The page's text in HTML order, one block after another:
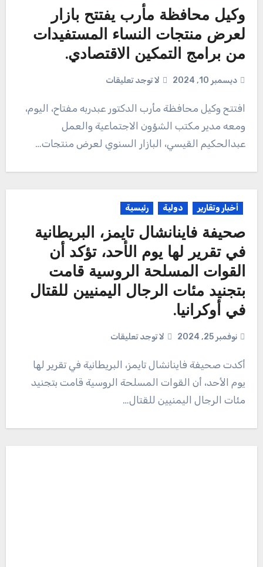
وكيل محافظة مأرب يفتتح بازار
لعرض منتجات النساء المستفيدات
من برامج التمكين الاقتصادي.
ديسمبر 10, 2024 لا توجد تعليقات
افتتح وكيل محافظة مأرب الدكتور عبدربه مفتاح، اليوم،
ومعه مدير مكتب الشؤون الاجتماعية والعمل
عبدالحكيم القيسي، البازار السنوي لعرض منتجات…
أخبار وتقارير دولية رئيسية
صحيفة فاينانشال تايمز، البريطانية
في تقرير لها يوم الأحد، تؤكد أن
القوات المسلحة الروسية قامت
بتجنيد مئات الرجال اليمنيين للقتال
في أوكرانيا.
نوفمبر 25, 2024 لا توجد تعليقات
أكدت صحيفة فاينانشال تايمز، البريطانية في تقرير لها
يوم الأحد، أن القوات المسلحة الروسية قامت بتجنيد
مئات الرجال اليمنيين للقتال…